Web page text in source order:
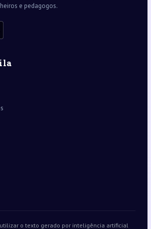
e pedagogos.
o texto gerado por inteligência artificial